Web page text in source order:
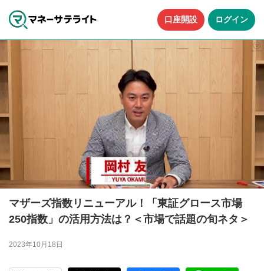
口座開設 ログイン
マザーズ指数リニューアル！「東証グロース市場
250指数」の活用方法は？＜市場で話題の旬ネタ＞
2023年10月18日